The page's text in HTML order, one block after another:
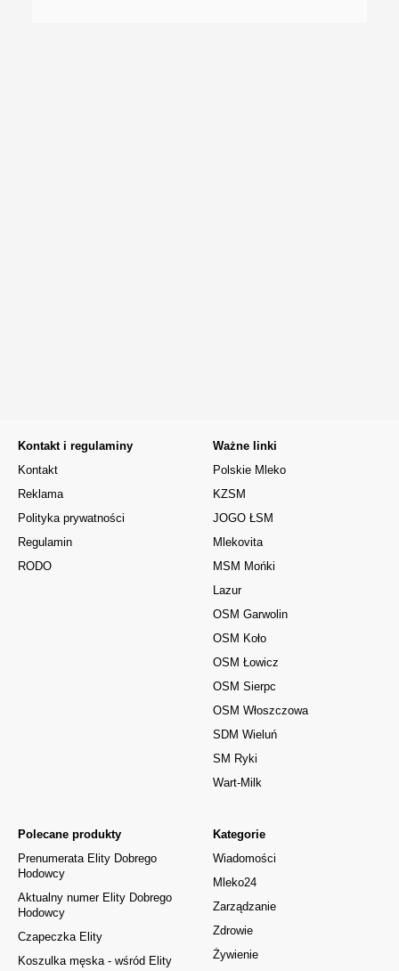
Kontakt i regulaminy
Kontakt
Reklama
Polityka prywatności
Regulamin
RODO
Kategorie
Wiadomości
Mleko24
Zarządzanie
Zdrowie
Żywienie
Polecane produkty
Prenumerata Elity Dobrego
Hodowcy
Aktualny numer Elity Dobrego
Hodowcy
Czapeczka Elity
Koszulka męska - wśród Elity
Ważne linki
Polskie Mleko
KZSM
JOGO ŁSM
Mlekovita
MSM Mońki
Lazur
OSM Garwolin
OSM Koło
OSM Łowicz
OSM Sierpc
OSM Włoszczowa
SDM Wieluń
SM Ryki
Wart-Milk